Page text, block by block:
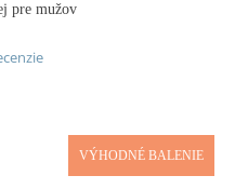
pre mužov
VÝHODNÉ BALENIE